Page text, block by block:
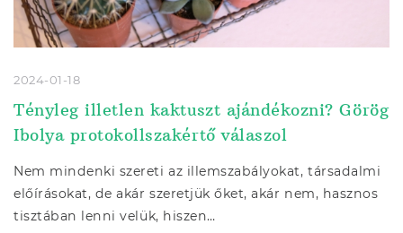
2024-01-18
Tényleg illetlen kaktuszt ajándékozni? Görög
Ibolya protokollszakértő válaszol
Nem mindenki szereti az illemszabályokat, társadalmi
előírásokat, de akár szeretjük őket, akár nem, hasznos
tisztában lenni velük, hiszen…